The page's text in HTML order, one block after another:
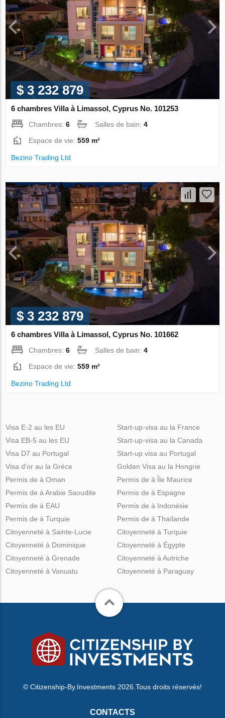
$ 3 232 879
6 chambres Villa à Limassol, Cyprus No. 101253
Chambres:6 Salles de bain:4
Espace de vie:559 m²
Bezino Trading Ltd
$ 3 232 879
6 chambres Villa à Limassol, Cyprus No. 101662
Chambres:6 Salles de bain:4
Espace de vie:559 m²
Bezino Trading Ltd
Visa E-2 au les EU
Visa EB-5 au les EU
Visa D7 au Portugal
Visa d'or au la Grèce
Start-up-visa au la France
Start-up-visa au la Canada
Start-up visa au Portugal
Golden Visa au la Hongrie
Permis de à Oman
Permis de à Arabie Saoudite
Permis de à EAU
Permis de à Turquie
Permis de à Île Maurice
Permis de à Espagne
Permis de à Indonésie
Permis de à Thaïlande
Citoyenneté à Sainte-Lucie
Citoyenneté à Dominique
Citoyenneté à Grenade
Citoyenneté à Vanuatu
Citoyenneté à Turquie
Citoyenneté à Égypte
Citoyenneté à Autriche
Citoyenneté à Paraguay
© Citizenship-By.Investments 2026.Tous droits réservés!
CONTACTS